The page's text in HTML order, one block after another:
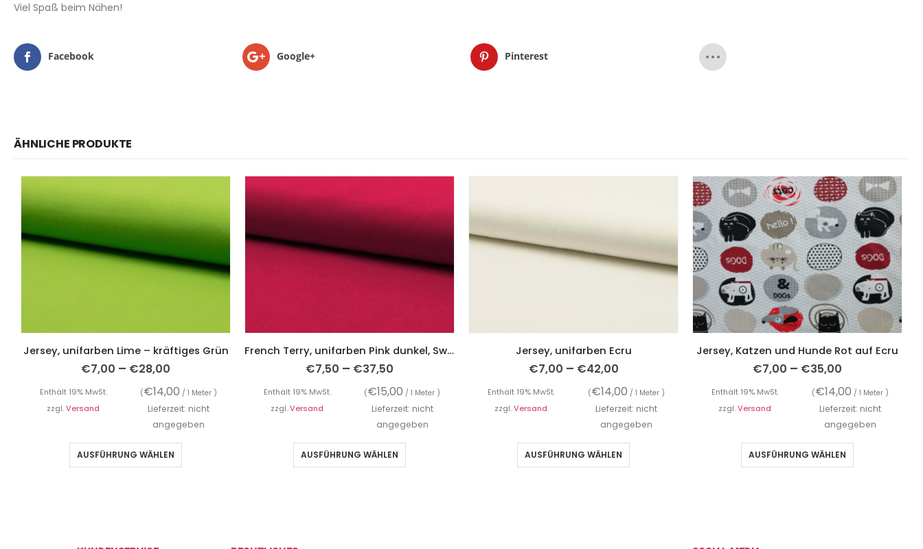
Viel Spaß beim Nähen!
Facebook Google+ Pinterest
ÄHNLICHE PRODUKTE
Jersey, unifarben Lime – kräftiges Grün
€7,00 – €28,00
Enthält 19% MwSt. (€14,00 / 1 Meter )
zzgl.Versand
Lieferzeit: nicht
angegeben
AUSFÜHRUNG WÄHLEN
French Terry, unifarben Pink dunkel, Sweatshirtstoff brushed
€7,50 – €37,50
Enthält 19% MwSt. (€15,00 / 1 Meter )
zzgl.Versand
Lieferzeit: nicht
angegeben
AUSFÜHRUNG WÄHLEN
Jersey, unifarben Ecru
€7,00 – €42,00
Enthält 19% MwSt. (€14,00 / 1 Meter )
zzgl.Versand
Lieferzeit: nicht
angegeben
AUSFÜHRUNG WÄHLEN
Jersey, Katzen und Hunde Rot auf Ecru
€7,00 – €35,00
Enthält 19% MwSt. (€14,00 / 1 Meter )
zzgl.Versand
Lieferzeit: nicht
angegeben
AUSFÜHRUNG WÄHLEN